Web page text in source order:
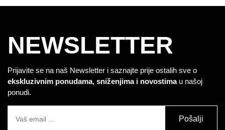
NEWSLETTER
Prijavite se na naš Newsletter i saznajte prije ostalih sve o
ekskluzivnim ponudama, sniženjima i novostimau našoj
ponudi.
Pošalji